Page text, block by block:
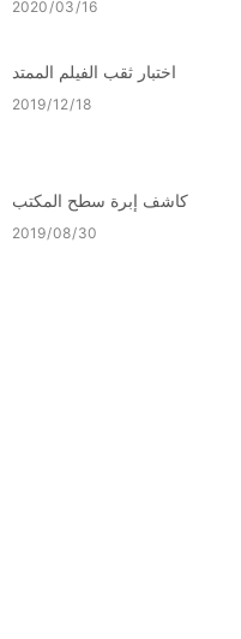
2020 03 16
اختبار ثقب الفيلم الممتد
2019 12 18
كاشف إبرة سطح المكتب
2019 08 30